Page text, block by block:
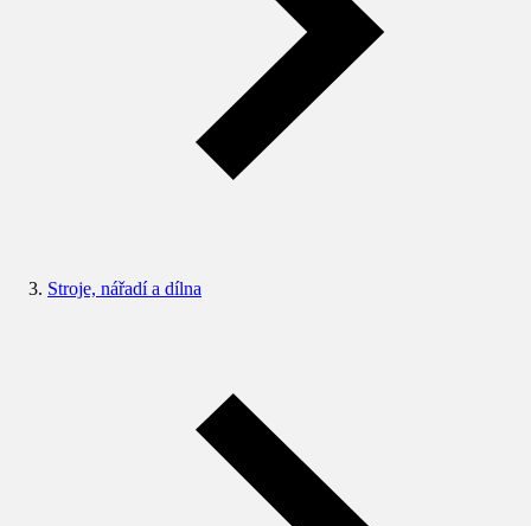
Stroje, nářadí a dílna